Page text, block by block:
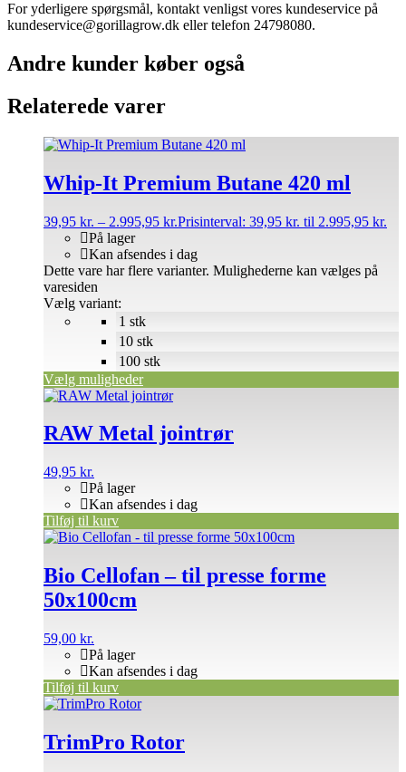
For yderligere spørgsmål, kontakt venligst vores kundeservice på
kundeservice@gorillagrow.dk eller telefon 24798080.
Andre kunder køber også
Relaterede varer
Whip-It Premium Butane 420 ml
39,95 kr. – 2.995,95 kr.Prisinterval: 39,95 kr. til 2.995,95 kr.
På lager
Kan afsendes i dag
Vælg variant:
Vælg muligheder
Dette vare har flere varianter. Mulighederne kan vælges på
varesiden
1 stk
10 stk
100 stk
RAW Metal jointrør
49,95 kr.
På lager
Kan afsendes i dag
Tilføj til kurv
Bio Cellofan – til presse forme
50x100cm
59,00 kr.
På lager
Kan afsendes i dag
Tilføj til kurv
TrimPro Rotor